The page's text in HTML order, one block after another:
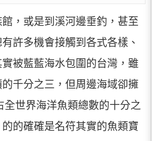
，或是到溪河邊垂釣，甚至
許多機會接觸到各式各樣、
被藍藍海水包圍的台灣，雖
千分之三，但周邊海域卻擁
全世界海洋魚類總數的十分之
的確確是名符其實的魚類寶